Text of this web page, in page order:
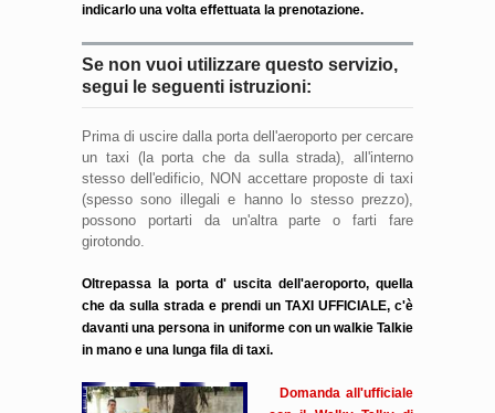
indicarlo una volta effettuata la prenotazione.
Se non vuoi utilizzare questo servizio,
segui le seguenti istruzioni:
Prima di uscire dalla porta dell'aeroporto per cercare
un taxi (la porta che da sulla strada), all'interno
stesso dell'edificio, NON accettare proposte di taxi
(spesso sono illegali e hanno lo stesso prezzo),
possono portarti da un'altra parte o farti fare
girotondo.
Oltrepassa la porta d' uscita dell'aeroporto, quella
che da sulla strada e prendi un TAXI UFFICIALE, c'è
davanti una persona in uniforme con un walkie Talkie
in mano e una lunga fila di taxi.
Domanda all'ufficiale